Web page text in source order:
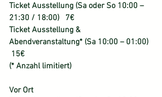
Ticket Ausstellung (Sa oder So 10:00 –
21:30 / 18:00)   7€
Ticket Ausstellung &
Abendveranstaltung* (Sa 10:00 – 01:00)
15€
(* Anzahl limitiert)
Vor Ort